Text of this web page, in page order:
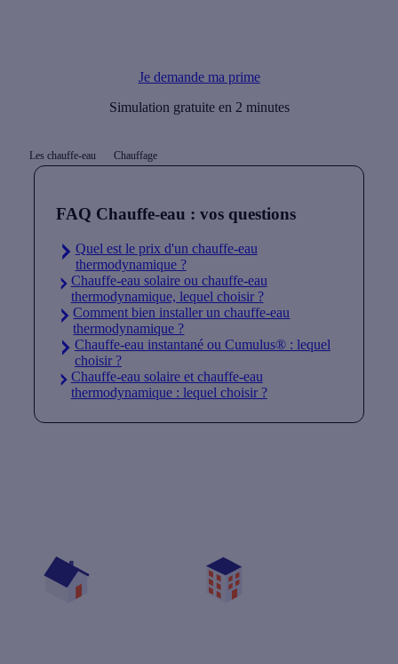
Je demande ma prime
Simulation gratuite en 2 minutes
Les chauffe-eau Chauffage
FAQ Chauffe-eau : vos questions
Quel est le prix d'un chauffe-eau
thermodynamique ?
Chauffe-eau solaire ou chauffe-eau
thermodynamique, lequel choisir ?
Comment bien installer un chauffe-eau
thermodynamique ?
Chauffe-eau instantané ou Cumulus® : lequel
choisir ?
Chauffe-eau solaire et chauffe-eau
thermodynamique : lequel choisir ?